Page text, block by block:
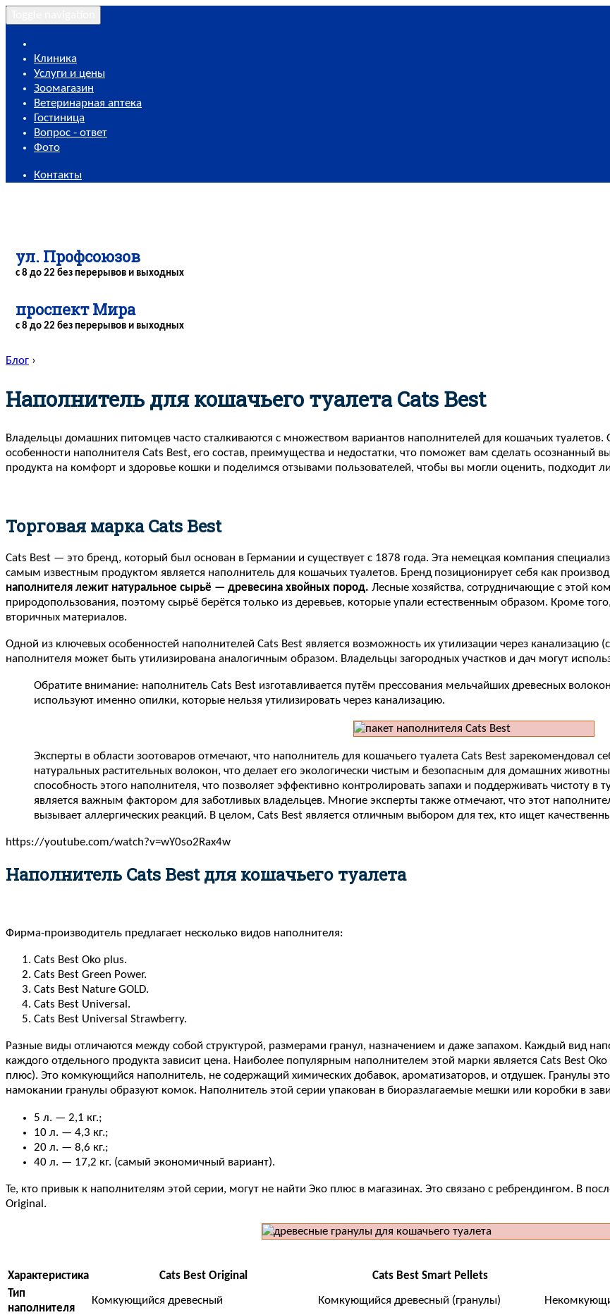
Клиника
Услуги и цены
Зоомагазин
Ветеринарная аптека
Гостиница
Вопрос - ответ
Фото
Контакты
ул. Профсоюзов
с 8 до 22 без перерывов и выходных
проспект Мира
с 8 до 22 без перерывов и выходных
Блог ›
Наполнитель для кошачьего туалета Cats Best
Владельцы домашних питомцев часто сталкиваются с множеством вариантов наполнителей для кошачьих
особенности наполнителя Cats Best, его состав, преимущества и недостатки, что поможет вам сделать
продукта на комфорт и здоровье кошки и поделимся отзывами пользователей, чтобы вы могли оценить, подходит
Торговая марка Cats Best
Cats Best — это бренд, который был основан в Германии и существует с 1878 года. Эта немецкая компания
самым известным продуктом является наполнитель для кошачьих туалетов. Бренд позиционирует себя как
наполнителя лежит натуральное сырьё — древесина хвойных пород. Лесные хозяйства, сотрудничающие с этой
природопользования, поэтому сырьё берётся только из деревьев, которые упали естественным образом. Кроме
вторичных материалов.
Одной из ключевых особенностей наполнителей Cats Best является возможность их утилизации через канализацию
наполнителя может быть утилизирована аналогичным образом. Владельцы загородных участков и дач могут
Обратите внимание: наполнитель Cats Best изготавливается путём прессования мельчайших древесных
используют именно опилки, которые нельзя утилизировать через канализацию.
Эксперты в области зоотоваров отмечают, что наполнитель для кошачьего туалета Cats Best зарекомендовал
натуральных растительных волокон, что делает его экологически чистым и безопасным для домашних
способность этого наполнителя, что позволяет эффективно контролировать запахи и поддерживать чистоту в
является важным фактором для заботливых владельцев. Многие эксперты также отмечают, что этот
вызывает аллергических реакций. В целом, Cats Best является отличным выбором для тех, кто ищет
https://youtube.com/watch?v=wY0so2Rax4w
Наполнитель Cats Best для кошачьего туалета
Фирма-производитель предлагает несколько видов наполнителя:
Cats Best Oko plus.
Cats Best Green Power.
Cats Best Nature GOLD.
Cats Best Universal.
Cats Best Universal Strawberry.
Разные виды отличаются между собой структурой, размерами гранул, назначением и даже запахом. Каждый вид
каждого отдельного продукта зависит цена. Наиболее популярным наполнителем этой марки является Cats Best
плюс). Это комкующийся наполнитель, не содержащий химических добавок, ароматизаторов, и отдушек. Гранулы
намокании гранулы образуют комок. Наполнитель этой серии упакован в биоразлагаемые мешки или коробки в
5 л. — 2,1 кг.;
10 л. — 4,3 кг.;
20 л. — 8,6 кг.;
40 л. — 17,2 кг. (самый экономичный вариант).
Те, кто привык к наполнителям этой серии, могут не найти Эко плюс в магазинах. Это связано с ребрендингом. В
Original.
Характеристика Cats Best Original Cats Best Smart Pellets
Тип
наполнителя
Комкующийся древесный Комкующийся древесный (гранулы)